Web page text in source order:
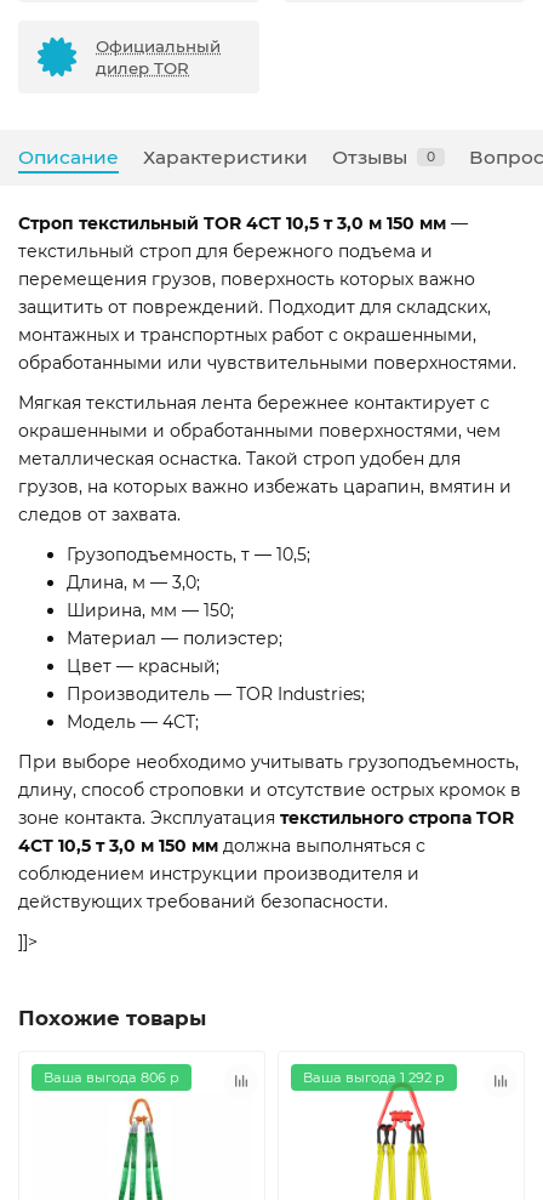
Официальный
дилер TOR
Описание Характеристики Отзывы 0
Строп текстильный TOR 4СТ 10,5 т 3,0 м 150 мм —
текстильный строп для бережного подъема и
перемещения грузов, поверхность которых важно
защитить от повреждений. Подходит для складских,
монтажных и транспортных работ с окрашенными,
обработанными или чувствительными поверхностями.
Мягкая текстильная лента бережнее контактирует с
окрашенными и обработанными поверхностями, чем
металлическая оснастка. Такой строп удобен для
грузов, на которых важно избежать царапин, вмятин и
следов от захвата.
Грузоподъемность, т — 10,5;
Длина, м — 3,0;
Ширина, мм — 150;
Материал — полиэстер;
Цвет — красный;
Производитель — TOR Industries;
Модель — 4СТ;
При выборе необходимо учитывать грузоподъемность,
длину, способ строповки и отсутствие острых кромок в
зоне контакта. Эксплуатация текстильного стропа TOR
4СТ 10,5 т 3,0 м 150 мм должна выполняться с
соблюдением инструкции производителя и
действующих требований безопасности.
]]>
Похожие товары
Ваша выгода 806 р Ваша выгода 1 292 р